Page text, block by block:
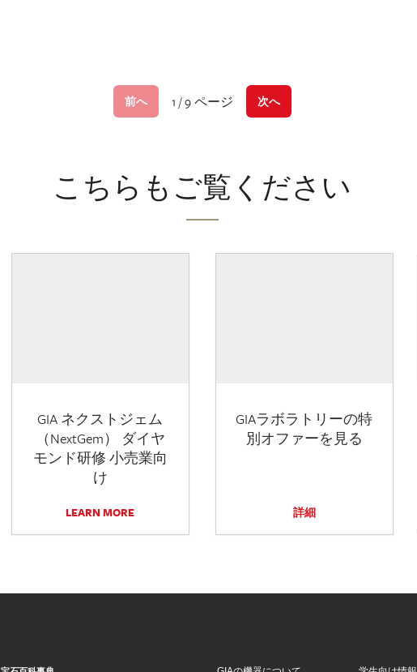
前へ 1 / 9 ページ 次へ
こちらもご覧ください
GIA ネクストジェム
（NextGem） ダイヤ
モンド研修 小売業向
け
LEARN MORE
GIAラボラトリーの特
別オファーを見る
詳細